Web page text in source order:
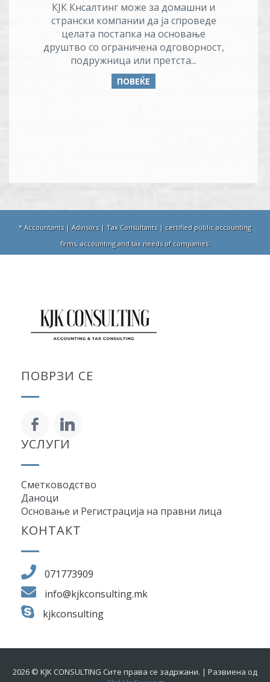
КЈК Кнсалтинг може за домашни и
странски компании да ја спроведе
целата постапка на основање
друштво со ограничена одговорност,
подружница или претста...
ПОВЕЌЕ
* Accountants | Advisors | Tax Consultants | certified public accounting
firms, accounting and tax needs of companies.
ПОВРЗИ СЕ
УСЛУГИ
Сметководство
Даноци
Основање и Регистрација на правни лица
КОНТАКТ
071773909
info@kjkconsulting.mk
kjkconsulting
2026 © KJK CONSULTING Сите права се задржани. | Развиена од